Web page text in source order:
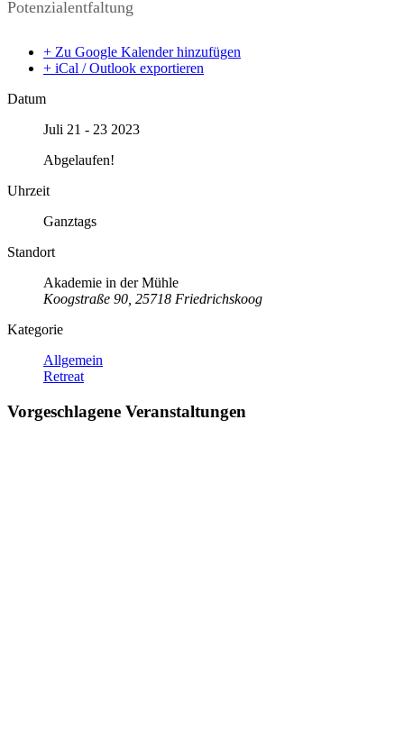
Potenzialentfaltung
+ Zu Google Kalender hinzufügen
+ iCal / Outlook exportieren
Datum
Juli 21 - 23 2023
Abgelaufen!
Uhrzeit
Ganztags
Standort
Akademie in der Mühle
Koogstraße 90, 25718 Friedrichskoog
Kategorie
Allgemein
Retreat
Vorgeschlagene Veranstaltungen